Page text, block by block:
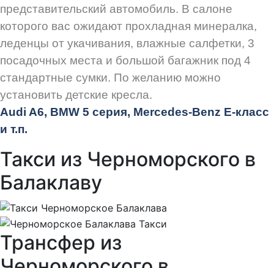
представительский автомобиль. В салоне
которого вас ожидают прохладная минералка,
леденцы от укачивания, влажные салфетки, 3
посадочных места и большой багажник под 4
стандартные сумки. По желанию можно
установить детские кресла.
Audi A6, BMW 5 серия, Mercedes-Benz E-класс
и т.п.
Такси из Черноморского в
Балаклаву
Трансфер из